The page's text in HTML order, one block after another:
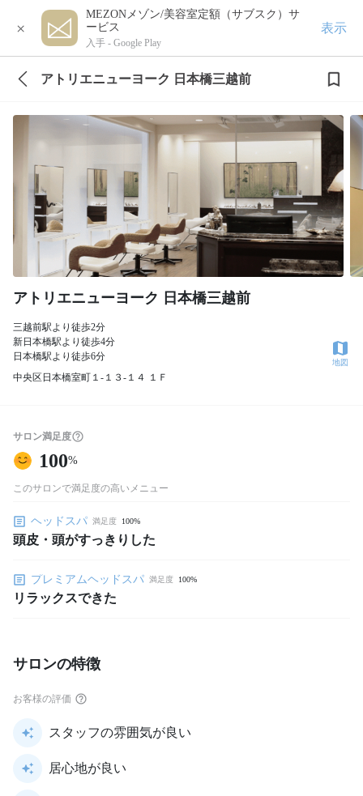
×
MEZONメゾン/美容室定額（サブスク）サ
ービス
入手 - Google Play
表示
アトリエニューヨーク 日本橋三越前
アトリエニューヨーク 日本橋三越前
三越前駅より徒歩2分
新日本橋駅より徒歩4分
日本橋駅より徒歩6分
中央区日本橋室町１‐１３‐１４ １Ｆ
地図
サロン満足度
100%
このサロンで満足度の高いメニュー
ヘッドスパ 満足度 100%
頭皮・頭がすっきりした
プレミアムヘッドスパ 満足度 100%
リラックスできた
サロンの特徴
お客様の評価
スタッフの雰囲気が良い
居心地が良い